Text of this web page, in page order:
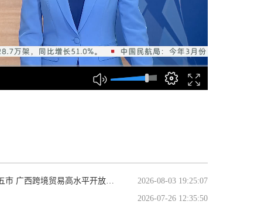
贸易高水平开放试点8月1日起实施
2026-08-03 19:25:07
2026-07-26 12:35:50